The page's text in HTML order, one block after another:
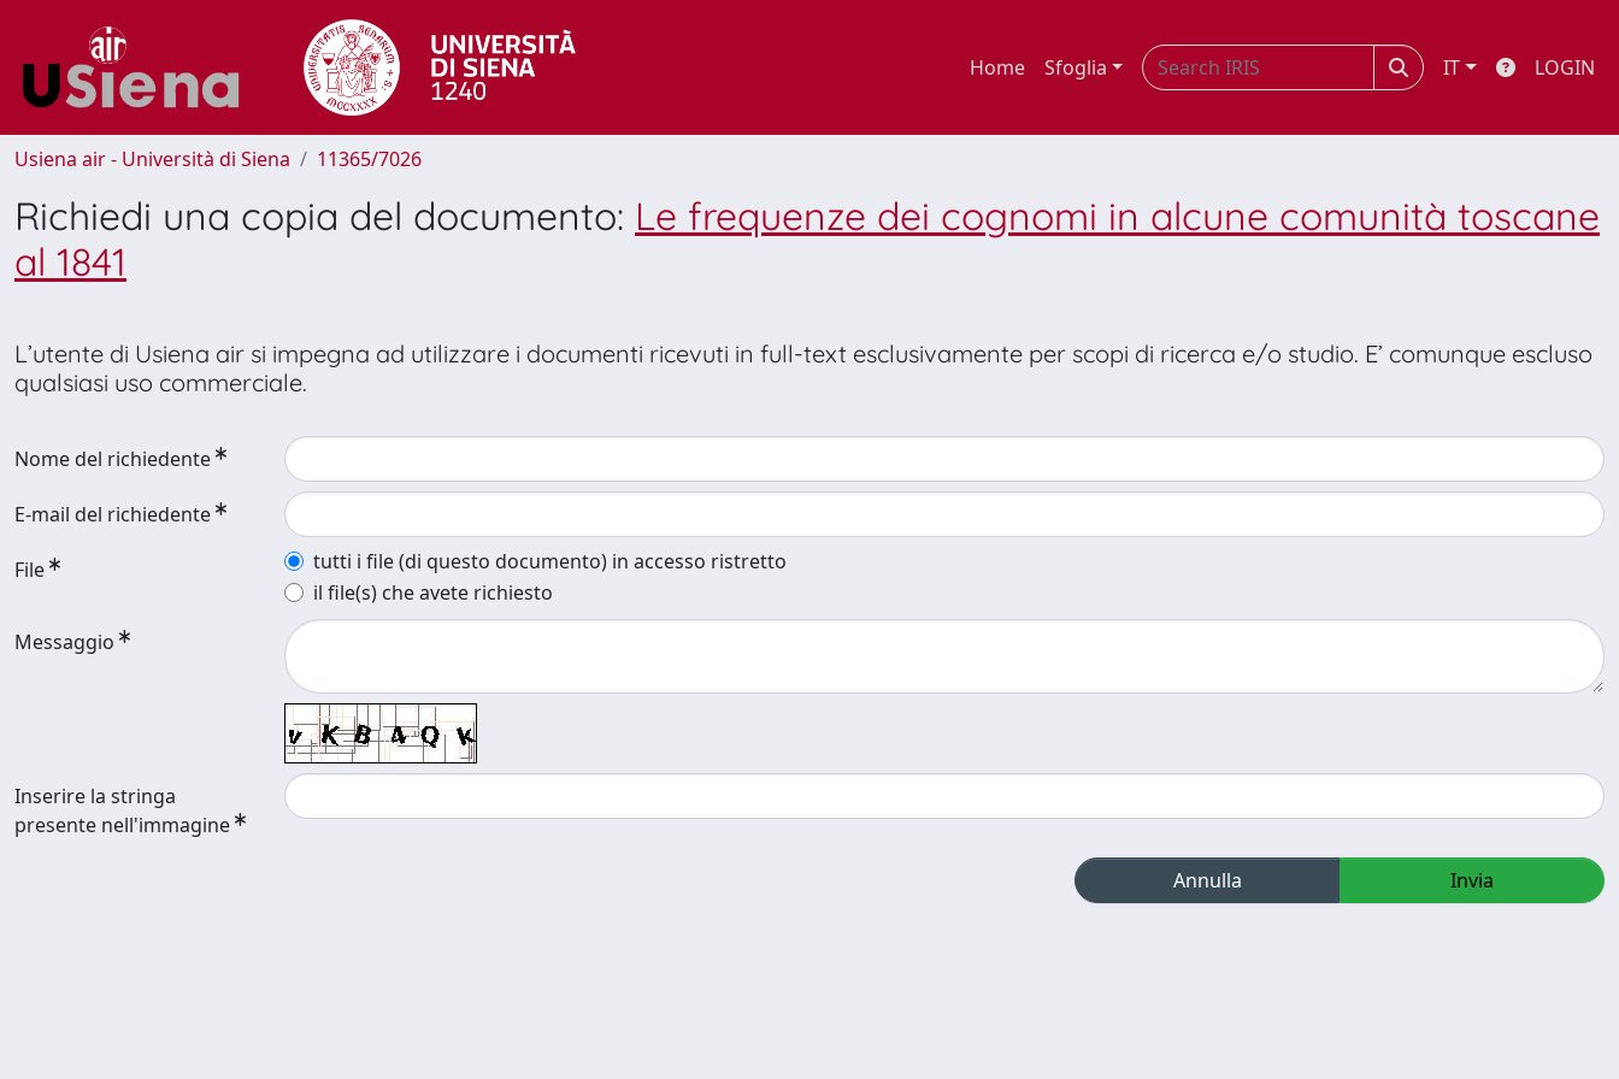
Home Sfoglia IT LOGIN
Usiena air - Università di Siena 11365/7026
Richiedi una copia del documento: Le frequenze dei cognomi in alcune comunità toscane
al 1841
L’utente di Usiena air si impegna ad utilizzare i documenti ricevuti in full-text esclusivamente per scopi di ricerca e/o studio. E’ comunque escluso
qualsiasi uso commerciale.
Nome del richiedente
E-mail del richiedente
File
tutti i file (di questo documento) in accesso ristretto
il file(s) che avete richiesto
Messaggio
Inserire la stringa
presente nell'immagine
Annulla Invia